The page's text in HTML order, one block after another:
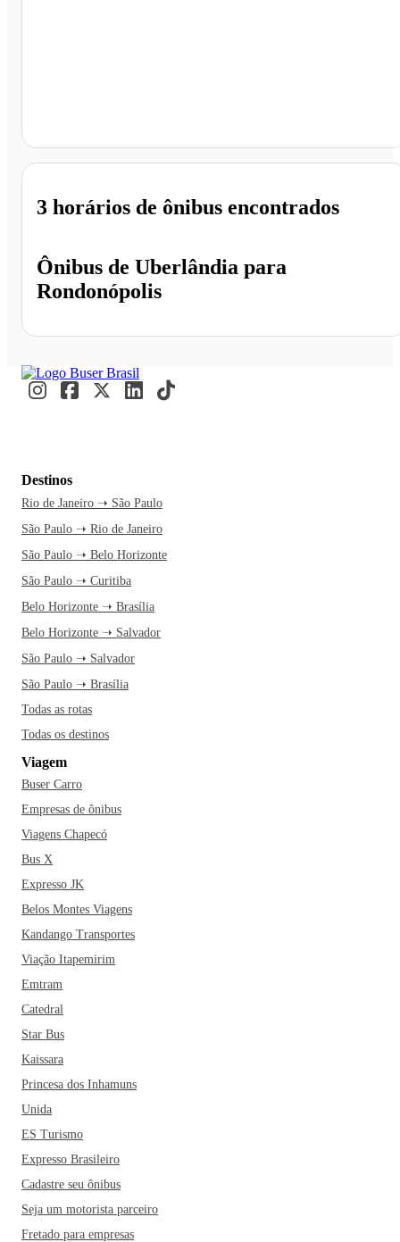
Ônibus de Uberlândia para
Rondonópolis
3 horários de ônibus encontrados
Destinos
Rio de Janeiro ➝ São Paulo
São Paulo ➝ Rio de Janeiro
São Paulo ➝ Belo Horizonte
São Paulo ➝ Curitiba
Belo Horizonte ➝ Brasília
Belo Horizonte ➝ Salvador
São Paulo ➝ Salvador
São Paulo ➝ Brasília
Todas as rotas
Todas os destinos
Viagem
Buser Carro
Empresas de ônibus
Viagens Chapecó
Bus X
Expresso JK
Belos Montes Viagens
Kandango Transportes
Viação Itapemirim
Emtram
Catedral
Star Bus
Kaissara
Princesa dos Inhamuns
Unida
ES Turismo
Expresso Brasileiro
Cadastre seu ônibus
Seja um motorista parceiro
Fretado para empresas